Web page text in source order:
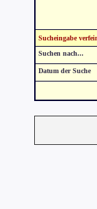
Sucheingabe
Suchen nach...
Datum der Suche